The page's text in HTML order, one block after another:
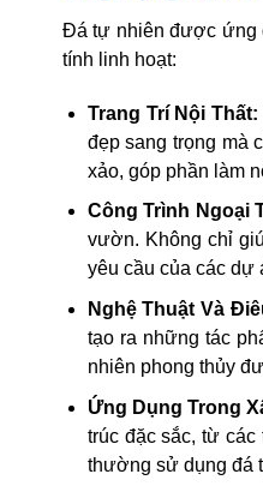
Đá tự nhiên được ứng
tính linh hoạt:
Trang Trí Nội Thất:
đẹp sang trọng mà
xảo, góp phần làm
Công Trình Ngoại
vườn. Không chỉ
yêu cầu của các dự
Nghệ Thuật Và
tạo ra những tác
nhiên phong thủy
Ứng Dụng Trong
trúc đặc sắc, từ
thường sử dụng đá